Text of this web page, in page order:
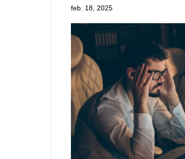
feb. 18, 2025